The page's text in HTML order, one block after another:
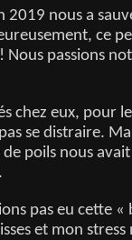
2019 nous a
ce
Nous passions
chez eux, pour
se distraire.
poils nous
pas eu cette
et mon